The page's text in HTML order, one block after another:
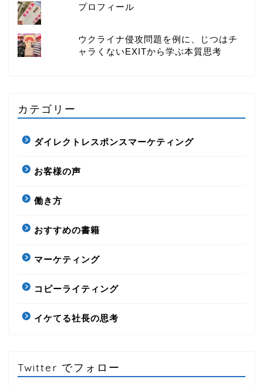
プロフィール
ウクライナ侵攻問題を例に、じつはチ
ャラくないEXITから学ぶ本質思考
カテゴリー
ダイレクトレスポンスマーケティング
お客様の声
働き方
おすすめの書籍
マーケティング
コピーライティング
イケてる社長の思考
Twitter でフォロー